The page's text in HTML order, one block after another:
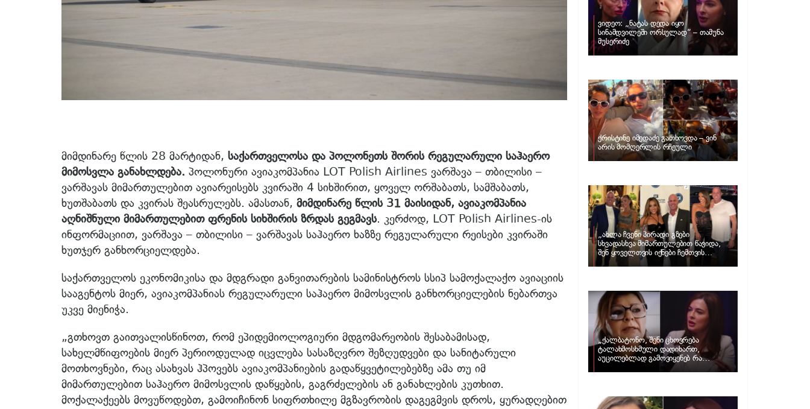
მიმდინარე წლის 28 მარტიდან, საქართველოსა და პოლონეთს შორის რეგულარული საჰაერო
მიმოსვლა განახლდება. პოლონური ავიაკომპანია LOT Polish Airlines ვარშავა – თბილისი –
ვარშავას მიმართულებით ავიარეისებს კვირაში 4 სიხშირით, ყოველ ორშაბათს, სამშაბათს,
ხუთშაბათს და კვირას შეასრულებს. ამასთან, მიმდინარე წლის 31 მაისიდან, ავიაკომპანია
აღნიშნული მიმართულებით ფრენის სიხშირის ზრდას გეგმავს. კერძოდ, LOT Polish Airlines-ის
ინფორმაციით, ვარშავა – თბილისი – ვარშავას საჰაერო ხაზზე რეგულარული რეისები კვირაში
ხუთჯერ განხორციელდება.
საქართველოს ეკონომიკისა და მდგრადი განვითარების სამინისტროს სსიპ სამოქალაქო ავიაციის
სააგენტოს მიერ, ავიაკომპანიას რეგულარული საჰაერო მიმოსვლის განხორციელების ნებართვა
უკვე მიენიჭა.
„გთხოვთ გაითვალისწინოთ, რომ ეპიდემიოლოგიური მდგომარეობის შესაბამისად,
სახელმწიფოების მიერ პერიოდულად იცვლება სასაზღვრო შეზღუდვები და სანიტარული
მოთხოვნები, რაც ასახვას ჰპოვებს ავიაკომპანიების გადაწყვეტილებებზე ამა თუ იმ
მიმართულებით საჰაერო მიმოსვლის დაწყების, გაგრძელების ან განახლების კუთხით.
მოქალაქეებს მოვუწოდებთ, გამოიჩინონ სიფრთხილე მგზავრობის დაგეგმვის დროს, ყურადღებით
ვიდეო: „ნატას დედა იყო
სინამდვილეში ორსულად“ – თამუნა
მუსერიძე
ქრისტინე იმედაძე გათხოვდა – ვინ
არის მომღერლის რჩეული
„ახლა ჩვენი პირადი გზები
სხვადასხვა მიმართულებით წავიდა,
შენ ყოველთვის იქნები ჩემთვის
შთაგონების წყარო“ – ნუცა ბუზალაძე
„ქალბატონო, შენი ცხოვრება
ტალახმოსხმული დადიხართ,
აუცილებლად გამოვიყენებ რა
ინფორმაციაც მაქვს“… – რა
მარიამ კუბლაშვილი